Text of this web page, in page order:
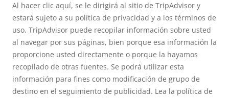
Al hacer clic aquí, se le dirigirá al sitio de TripAdvisor y
estará sujeto a su política de privacidad y a los términos de
uso. TripAdvisor puede recopilar información sobre usted
al navegar por sus páginas, bien porque esa información la
proporcione usted directamente o porque la hayamos
recopilado de otras fuentes. Se podrá utilizar esta
información para fines como modificación de grupo de
destino en el seguimiento de publicidad. Lea la política de